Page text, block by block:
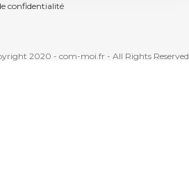
confidentialité
2020 - com-moi.fr - All Rights Reserved